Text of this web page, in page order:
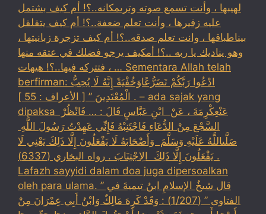
لهيبها ، وأنت تسمع صوته وترىمكانه..؟! أم كيف بشتمل
عليه زفيرها ، وأنت تعلم ضعفة..؟! أم كيف يتقلقل
بيناطباقها ، وانت تعلم صدقه..؟! أم كيف تزجرة زبانيتها ،
وهو يناديك يا ربه ..؟! أمكيف يرجو فضلك في عتقه منها
، فتتركه فيها..؟! هيهات … Sementara Allah telah
berfirman: ادْعُوا رَبَّكُمْ تَضَرُّعًاوَخُفْيَةً إِنَّهُ لَا يُحِبُّ
الْمُعْتَدِينَ ” [ الأعراف : 55 ] . – ada sajak yang
dipaksa ‏عَنْ‏‏عِكْرِمَةَ ‏، ‏عَنْ ‏ ‏ابْنِ عَبَّاسٍ ‏‏قَالَ : … فَانْظُرْ ‏‏
السَّجْعَ ‏‏مِنْ الدُّعَاءِ فَاجْتَنِبْهُ فَإِنِّي عَهِدْتُ رَسُولَ اللَّهِ ‏
‏صَلَّىاللَّهُ عَلَيْهِ وَسَلَّمَ ‏ ‏وَأَصْحَابَهُ لَا يَفْعَلُونَ إِلَّا ذَلِكَ ‏‏يَعْنِي لَا
يَفْعَلُونَ إِلَّا ذَلِكَ ‏ ‏الِاجْتِنَابَ . رواه البخاري (6337) .
Lafazh sayyidi dalam doa juga dipersoalkan
oleh para ulama. قال شيخُ الإسلامِ ابنُ تيميةَ في ”
الفتاوى ” (1/207) : وَقَدْ كَرِهَ مَالِكٌ وَابْنُ أَبِي عِمْرَانَ مِنْ